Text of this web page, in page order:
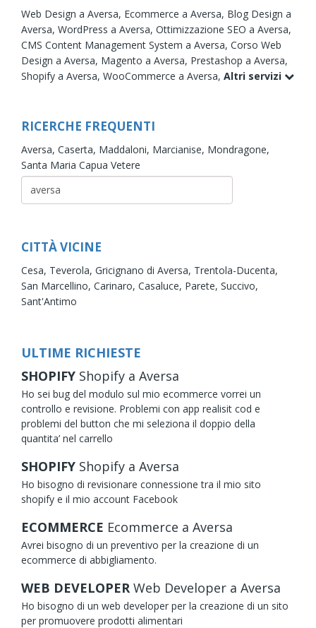
Web Design a Aversa, Ecommerce a Aversa, Blog Design a
Aversa, WordPress a Aversa, Ottimizzazione SEO a Aversa,
CMS Content Management System a Aversa, Corso Web
Design a Aversa, Magento a Aversa, Prestashop a Aversa,
Shopify a Aversa, WooCommerce a Aversa, Altri servizi
RICERCHE FREQUENTI
Aversa, Caserta, Maddaloni, Marcianise, Mondragone,
Santa Maria Capua Vetere
CITTÀ VICINE
Cesa, Teverola, Gricignano di Aversa, Trentola-Ducenta,
San Marcellino, Carinaro, Casaluce, Parete, Succivo,
Sant'Antimo
ULTIME RICHIESTE
SHOPIFY Shopify a Aversa
Ho sei bug del modulo sul mio ecommerce vorrei un
controllo e revisione. Problemi con app realisit cod e
problemi del button che mi seleziona il doppio della
quantita’ nel carrello
SHOPIFY Shopify a Aversa
Ho bisogno di revisionare connessione tra il mio sito
shopify e il mio account Facebook
ECOMMERCE Ecommerce a Aversa
Avrei bisogno di un preventivo per la creazione di un
ecommerce di abbigliamento.
WEB DEVELOPERWeb Developer a Aversa
Ho bisogno di un web developer per la creazione di un sito
per promuovere prodotti alimentari